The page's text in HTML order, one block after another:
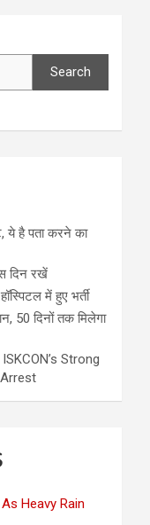
Search
ये है पता करने का
दिन रखें
में हुए भर्ती
50 दिनों तक मिलेगा
Strong
Heavy Rain